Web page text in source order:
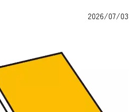
2026/07/03